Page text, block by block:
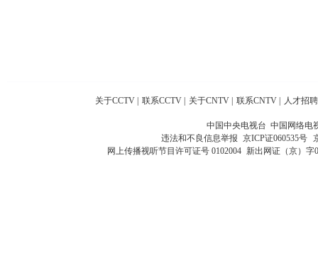
关于CCTV 联系CCTV 关于CNTV 联系CNTV 人才招聘
中国中央电视台 中国网络电
违法和不良信息举报 京ICP证060535号
网上传播视听节目许可证号 0102004 新出网证（京）